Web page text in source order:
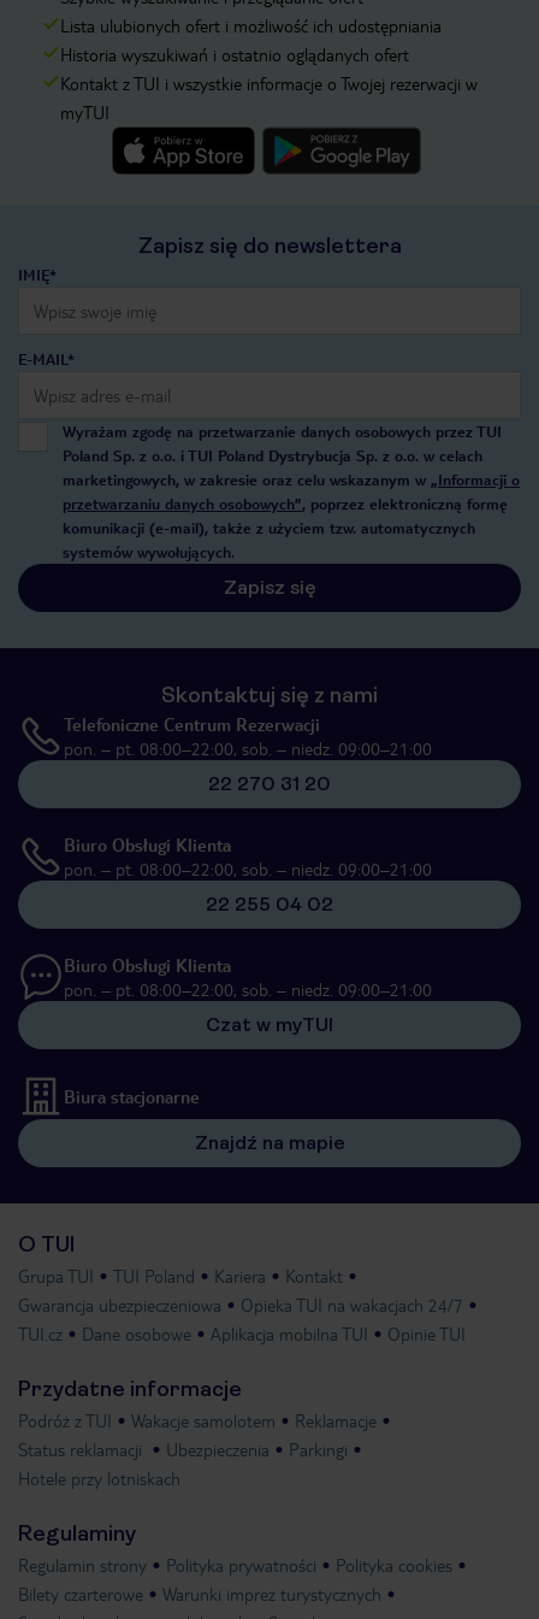
Lista ulubionych ofert i możliwość ich udostępniania
Historia wyszukiwań i ostatnio oglądanych ofert
Kontakt z TUI i wszystkie informacje o Twojej rezerwacji w
myTUI
Zapisz się do newslettera
IMIĘ*
E-MAIL*
Wyrażam zgodę na przetwarzanie danych osobowych przez TUI
Poland Sp. z o.o. i TUI Poland Dystrybucja Sp. z o.o. w celach
marketingowych, w zakresie oraz celu wskazanym w „Informacji o
przetwarzaniu danych osobowych”, poprzez elektroniczną formę
komunikacji (e-mail), także z użyciem tzw. automatycznych
systemów wywołujących.
Zapisz się
Skontaktuj się z nami
Telefoniczne Centrum Rezerwacji
pon. – pt. 08:00–22:00, sob. – niedz. 09:00–21:00
22 270 31 20
Biuro Obsługi Klienta
pon. – pt. 08:00–22:00, sob. – niedz. 09:00–21:00
22 255 04 02
Biuro Obsługi Klienta
pon. – pt. 08:00–22:00, sob. – niedz. 09:00–21:00
Czat w myTUI
Biura stacjonarne
Znajdź na mapie
O TUI
Grupa TUI TUI Poland Kariera
Kontakt
Gwarancja ubezpieczeniowa
Opieka TUI na wakacjach 24/7
TUI.cz
Dane osobowe Aplikacja mobilna TUI Opinie TUI
Przydatne informacje
Podróż z TUI Wakacje samolotem
Reklamacje
Status reklamacji
Ubezpieczenia
Parkingi
Hotele przy lotniskach
Regulaminy
Regulamin strony Polityka prywatności
Polityka cookies
Bilety czarterowe
Warunki imprez turystycznych